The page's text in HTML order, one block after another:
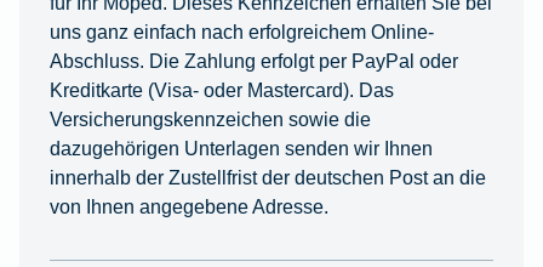
uns ganz einfach nach erfolgreichem Online-
Abschluss. Die Zahlung erfolgt per PayPal oder
Kreditkarte (Visa- oder Mastercard). Das
Versicherungskennzeichen sowie die
dazugehörigen Unterlagen senden wir Ihnen
innerhalb der Zustellfrist der deutschen Post an die
von Ihnen angegebene Adresse.